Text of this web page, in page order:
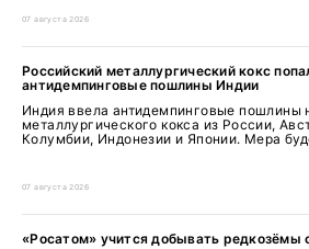
07 августа 2026
Российский металлургический кокс
антидемпинговые пошлины Индии
Индия ввела антидемпинговые пошлины
металлургического кокса из России,
Колумбии, Индонезии и Японии. Мера
07 августа 2026
«Росатом» учится добывать редкозёмы